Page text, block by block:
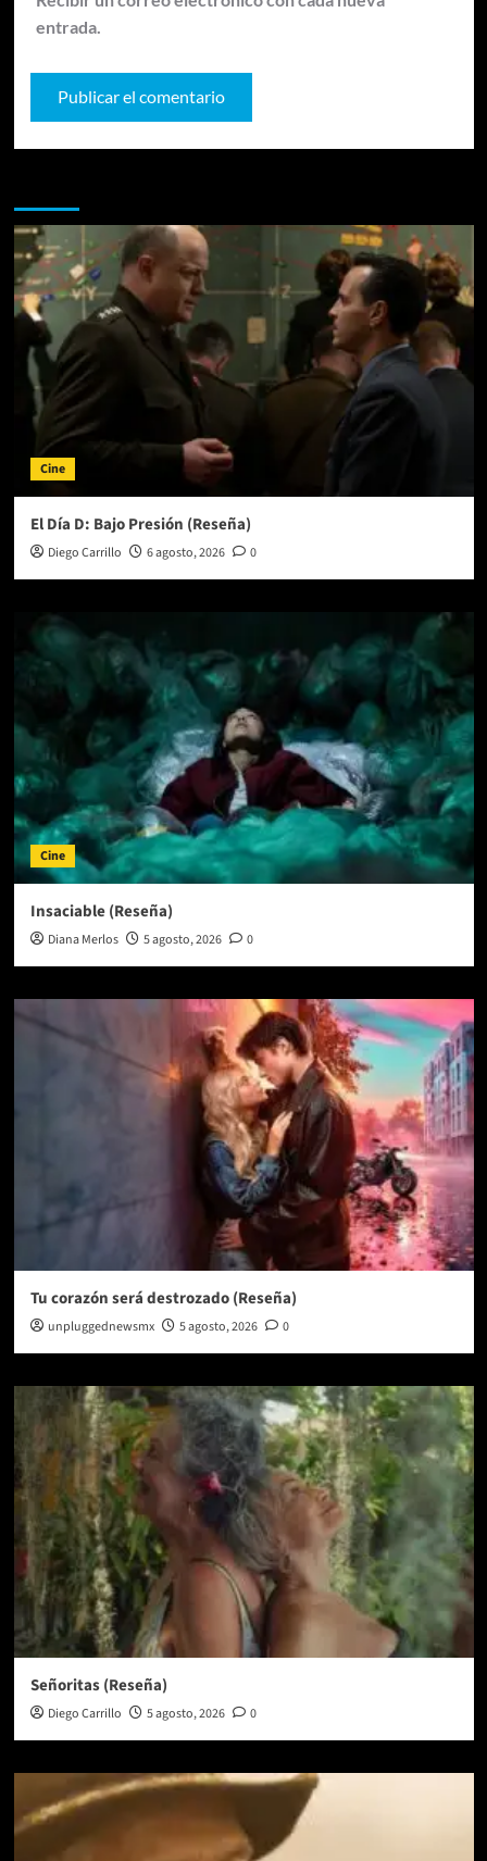
entrada.
Cine
El Día D: Bajo Presión (Reseña)
Diego Carrillo 6 agosto, 2026 0
Cine
Insaciable (Reseña)
Diana Merlos 5 agosto, 2026 0
Tu corazón será destrozado (Reseña)
unpluggednewsmx 5 agosto, 2026 0
Señoritas (Reseña)
Diego Carrillo 5 agosto, 2026 0